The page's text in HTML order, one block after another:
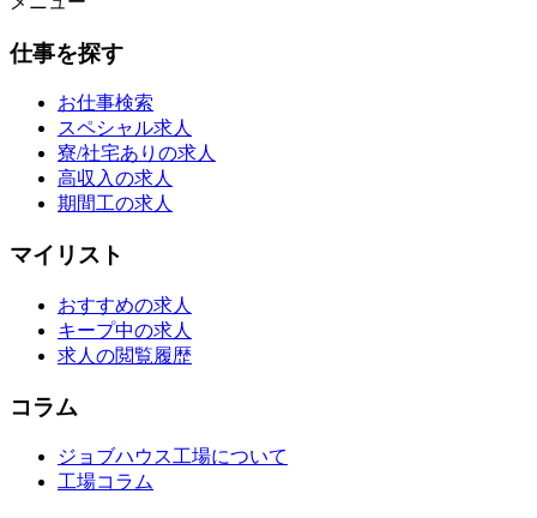
仕事を探す
お仕事検索
スペシャル求人
寮/社宅ありの求人
高収入の求人
期間工の求人
マイリスト
おすすめの求人
キープ中の求人
求人の閲覧履歴
コラム
ジョブハウス工場について
工場コラム